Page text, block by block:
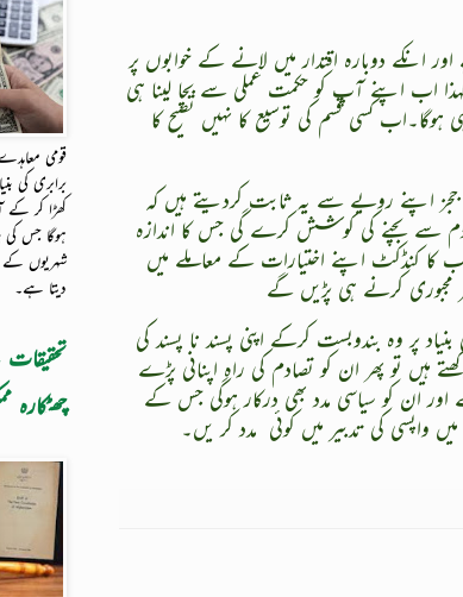
انکے دوبارہ اقتدار میں لانے کے خوابوں پر
اب اپنے آپ کو حکمت عملی سے بچا لینا ہی
کسی قسم کی توسیع کا نہیں تصیح کا
اپنے رویے سے یہ ثابت کردیتے ہیں کہ
سے بچنے کی کوشش کرے گی جس کا اندازہ
کا کنڈکٹ اپنے اختیارات کے معاملے میں
مجبوری کرنے ہی پڑیں گے
پر وہ بندوبست کرکے اپنی پسند نا پسند کی
ہیں تو پھر ان کو تصادم کی راہ اپنانی پڑے
اور ان کو سیاسی مدد بھی درکار ہوگی جس کے
واپسی کی تدبیر میں کوئی مدد کر یں۔
قومی
برابری کی
کھڑا کر کے
ہوگا جس کی
شہریوں کے
دیتا ہے۔
چھٹکارہ